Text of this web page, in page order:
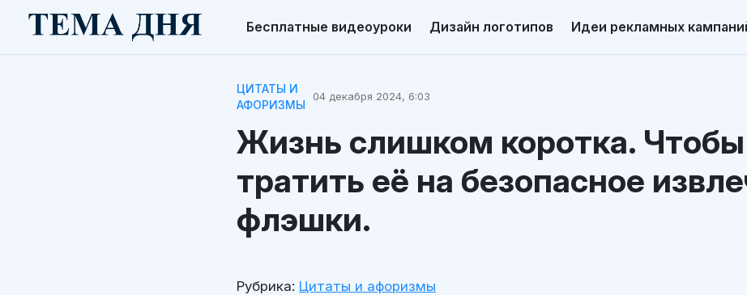
Бесплатные видеоуроки Дизайн логотипов Идеи рекламных
ЦИТАТЫ И
АФОРИЗМЫ
04 декабря 2024, 6:03
Жизнь слишком коротка. Чтобы
тратить её на безопасное
флэшки.
Рубрика: Цитаты и афоризмы